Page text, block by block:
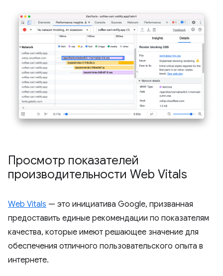
Просмотр показателей
производительности Web Vitals
Web Vitals — это инициатива Google, призванная
предоставить единые рекомендации по показателям
качества, которые имеют решающее значение для
обеспечения отличного пользовательского опыта в
интернете.